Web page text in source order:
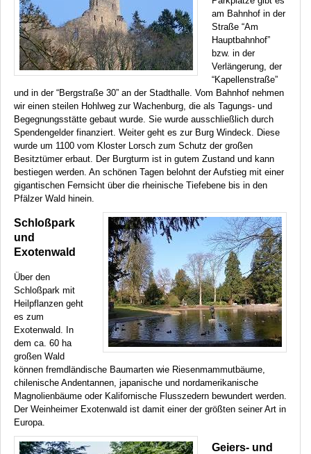
am Bahnhof in der
Straße “Am
Hauptbahnhof”
bzw. in der
Verlängerung, der
“Kapellenstraße”
und in der “Bergstraße 30” an der Stadthalle. Vom Bahnhof nehmen
wir einen steilen Hohlweg zur Wachenburg, die als Tagungs- und
Begegnungsstätte gebaut wurde. Sie wurde ausschließlich durch
Spendengelder finanziert. Weiter geht es zur Burg Windeck. Diese
wurde um 1100 vom Kloster Lorsch zum Schutz der großen
Besitztümer erbaut. Der Burgturm ist in gutem Zustand und kann
bestiegen werden. An schönen Tagen belohnt der Aufstieg mit einer
gigantischen Fernsicht über die rheinische Tiefebene bis in den
Pfälzer Wald hinein.
Schloßpark
und
Exotenwald
Über den
Schloßpark mit
Heilpflanzen geht
es zum
Exotenwald. In
dem ca. 60 ha
großen Wald
können fremdländische Baumarten wie Riesenmammutbäume,
chilenische Andentannen, japanische und nordamerikanische
Magnolienbäume oder Kalifornische Flusszedern bewundert werden.
Der Weinheimer Exotenwald ist damit einer der größten seiner Art in
Europa.
Geiers- und